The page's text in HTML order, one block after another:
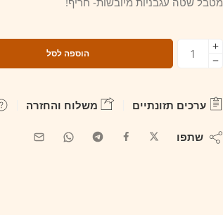
הוספה לסל
ערכים תזונתיים משלוח והחזרה
שתפו